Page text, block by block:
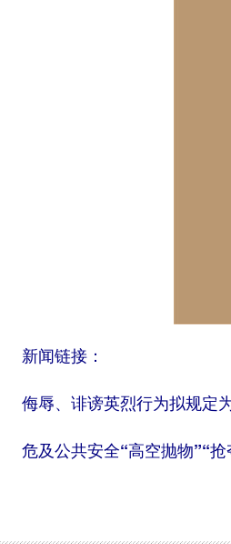
新闻链接：
侮辱、诽谤英烈行为拟规定
危及公共安全“高空抛物”“抢